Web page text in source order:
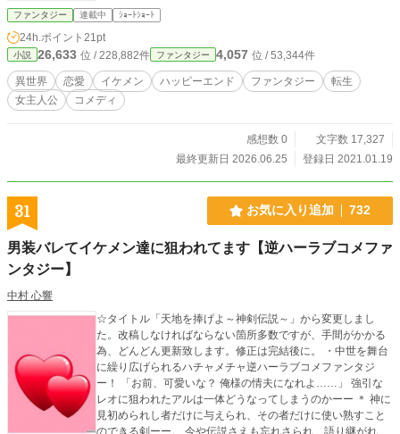
ファンタジー 連載中 ｼｮｰﾄｼｮｰﾄ
24h.ポイント 21pt
小説 26,633 位 / 228,882件 ファンタジー 4,057 位 / 53,344件
異世界 恋愛 イケメン ハッピーエンド ファンタジー
転生
女主人公
コメディ
感想数 0
文字数 17,327
最終更新日 2026.06.25
登録日 2021.01.19
31 お気に入り追加 732
男装バレてイケメン達に狙われてます【逆ハーラブコメファ
ンタジー】
中村 心響
☆タイトル「天地を捧げよ～神剣伝説～」から変更しまし
た。改稿しなければならない箇所多数ですが、手間がかかる
為、どんどん更新致します。修正は完結後に。 ・中世を舞台
に繰り広げられるハチャメチャ逆ハーラブコメファンタジ
ー！ 「お前、可愛いな？ 俺様の情夫になれよ……」 強引な
レオに狙われたアルは一体どうなってしまうのかーー ＊ 神に
見初められし者だけに与えられ、その者だけに使い熟すこと
のできる剣ーー。 今や伝説さえも忘れさられ、語り継がれる